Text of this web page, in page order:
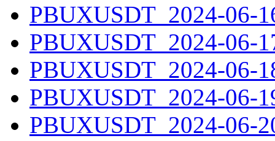
PBUXUSDT_2024-06-
PBUXUSDT_2024-06-
PBUXUSDT_2024-06-
PBUXUSDT_2024-06-
PBUXUSDT_2024-06-